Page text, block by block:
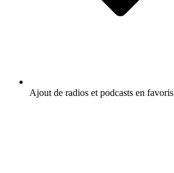
Ajout de radios et podcasts en favoris